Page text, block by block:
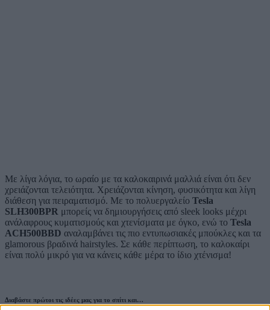
Με λίγα λόγια, το ωραίο με τα καλοκαιρινά μαλλιά είναι ότι δεν
χρειάζονται τελειότητα. Χρειάζονται κίνηση, φυσικότητα και λίγη
διάθεση για πειραματισμό. Με το πολυεργαλείο Tesla
SLH300BPR μπορείς να δημιουργήσεις από sleek looks μέχρι
ανάλαφρους κυματισμούς και χτενίσματα με όγκο, ενώ το Tesla
ACH500BBD αναλαμβάνει τις πιο εντυπωσιακές μπούκλες και τα
glamorous βραδινά hairstyles. Σε κάθε περίπτωση, το καλοκαίρι
είναι πολύ μικρό για να κάνεις κάθε μέρα το ίδιο χτένισμα!
Διαβάστε πρώτοι τις ιδέες μας για το σπίτι και…